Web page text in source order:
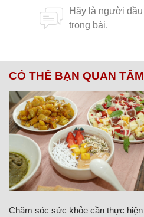
CÓ THỂ BẠN QUAN TÂM
Chăm sóc sức khỏe cần thực hiện